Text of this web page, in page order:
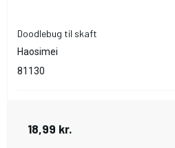
Doodlebug til skaft
Haosimei
81130
18,99 kr.